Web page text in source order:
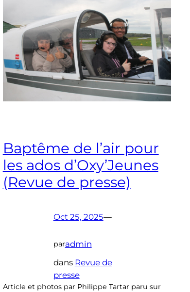
Baptême de l’air pour
les ados d’Oxy’Jeunes
(Revue de presse)
Oct 25, 2025—
paradmin
dans Revue de
presse
Article et photos par Philippe Tartar paru sur